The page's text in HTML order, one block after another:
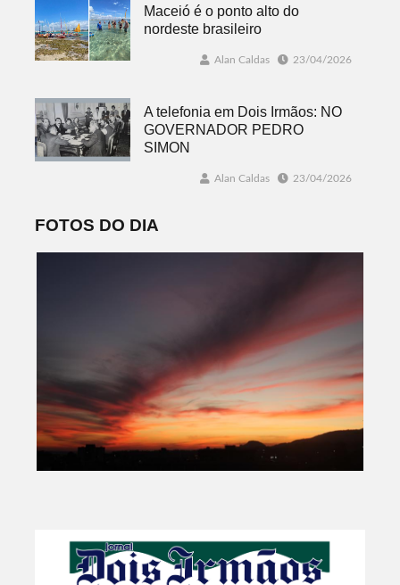
Maceió é o ponto alto do
nordeste brasileiro
Alan Caldas 23/04/2026
A telefonia em Dois Irmãos: NO
GOVERNADOR PEDRO
SIMON
Alan Caldas 23/04/2026
FOTOS DO DIA